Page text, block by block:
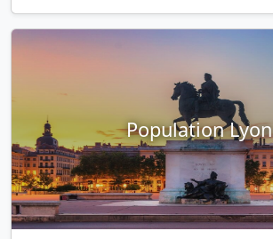
Population Lyon